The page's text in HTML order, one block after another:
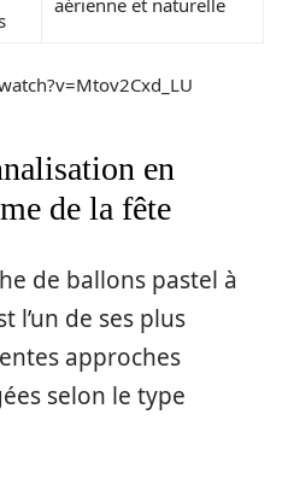
en
de la fête
de ballons pastel à
l’un de ses plus
approches
selon le type